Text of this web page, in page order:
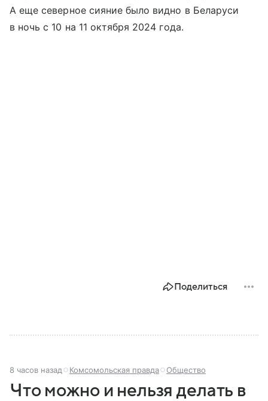
А еще северное сияние было видно в Беларуси
в ночь с 10 на 11 октября 2024 года.
Поделиться
8 часов назад Комсомольская правда Общество
Что можно и нельзя делать в